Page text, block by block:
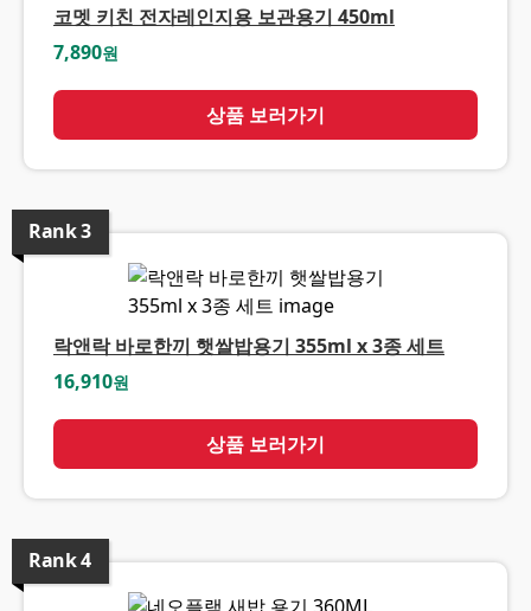
코멧 키친 전자레인지용 보관용기 450ml
7,890원
상품 보러가기
Rank3
락앤락 바로한끼 햇쌀밥용기 355ml x 3종 세트
16,910원
상품 보러가기
Rank4